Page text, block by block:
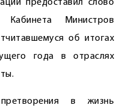
предоставил слово
Кабинета Министров
об итогах
года в отраслях
в жизнь